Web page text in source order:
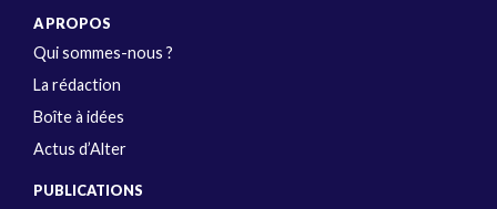
A PROPOS
Qui sommes-nous ?
La rédaction
Boîte à idées
Actus d’Alter
PUBLICATIONS